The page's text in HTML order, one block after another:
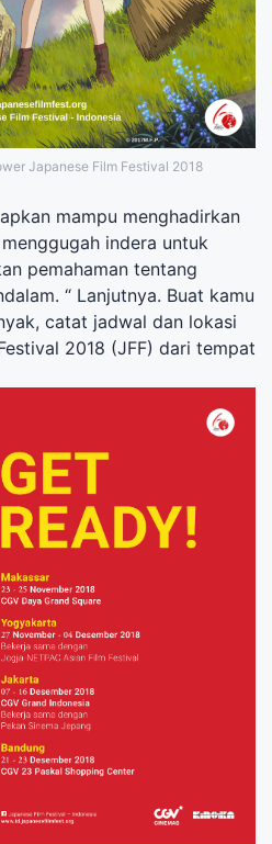
Japanese Film Festival 2018
mampu menghadirkan
indera untuk
pemahaman tentang
“ Lanjutnya. Buat kamu
catat jadwal dan lokasi
2018 (JFF) dari tempat